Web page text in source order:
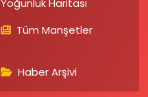
Yoğunluk Haritası
Tüm Manşetler
Haber Arşivi